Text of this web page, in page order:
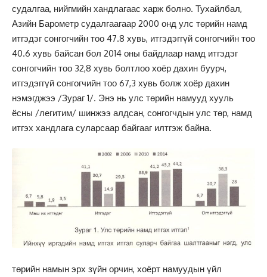
судалгаа, нийгмийн хандлагаас харж болно. Тухайлбал,
Азийн Барометр судалгаагаар 2000 онд улс төрийн намд
итгэдэг сонгогчийн тоо 47.8 хувь, итгэдэггүй сонгогчийн тоо
40.6 хувь байсан бол 2014 оны байдлаар намд итгэдэг
сонгогчийн тоо 32,8 хувь болтлоо хоёр дахин буурч,
итгэдэггүй сонгогчийн тоо 67,3 хувь болж хоёр дахин
нэмэгджээ /Зураг 1/. Энэ нь улс төрийн намууд хууль
ёсны /легитим/ шинжээ алдсан, сонгогчдын улс төр, намд
итгэх хандлага суларсаар байгааг илтгэж байна.
төрийн намын эрх зүйн орчин, хоёрт намуудын үйл